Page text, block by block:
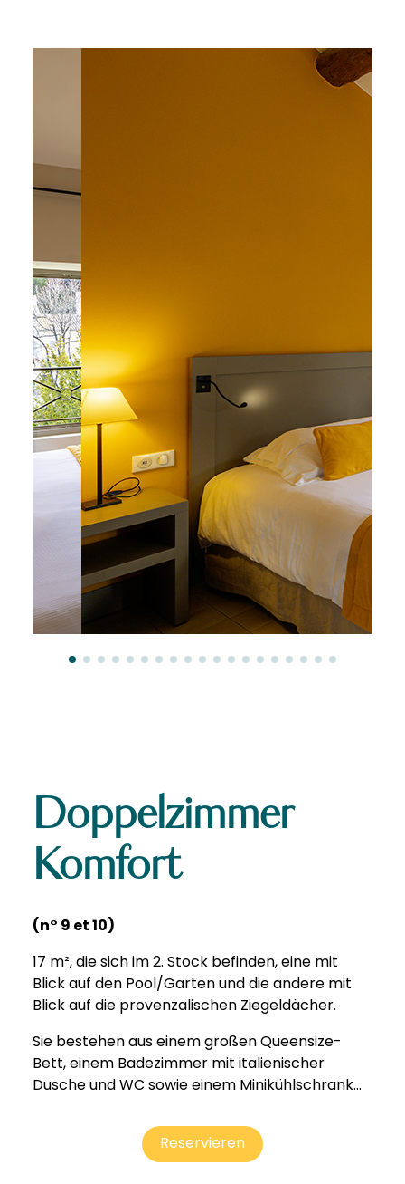
Doppelzimmer
Komfort
(n° 9 et 10)
17 m², die sich im 2. Stock befinden, eine mit
Blick auf den Pool/Garten und die andere mit
Blick auf die provenzalischen Ziegeldächer.
Sie bestehen aus einem großen Queensize-
Bett, einem Badezimmer mit italienischer
Dusche und WC sowie einem Minikühlschrank...
Reservieren